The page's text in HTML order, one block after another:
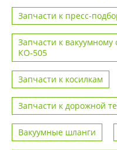
Запчасти к пресс-
Запчасти к
КО-505
Запчасти к косилкам
Запчасти к дорожной
Вакуумные шланги